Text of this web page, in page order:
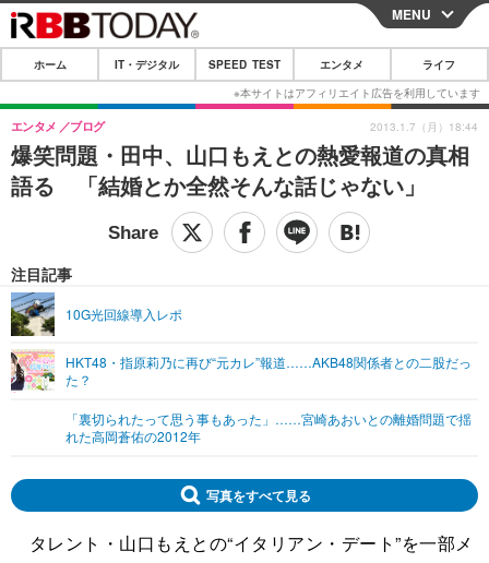
CLOSE
ホーム
IT・デジタル
IT・デジタルTOP スマートフォン
ガジェット・ツール
その他
SPEED TEST
映画・ドラマ
ショッピング その他
ライフTOP
リリース一覧
プッシュ通知の停止方法
MENU
ホーム IT・デジタル SPEED TEST エンタメ ライフ
爆笑問題・田中、山口もえとの熱愛報道の真相
語る 「結婚とか全然そんな話じゃない」
エンタメ ブログ
注目記事
10G光回線導入レポ
HKT48・指原莉乃に再び“元カレ”報道……AKB48関係者との二股だっ
た？
「裏切られたって思う事もあった」……宮崎あおいとの離婚問題で揺
れた高岡蒼佑の2012年
2013.1.7（月）18:44
写真をすべて見る
タレント・山口もえとの“イタリアン・デート”を一部メ